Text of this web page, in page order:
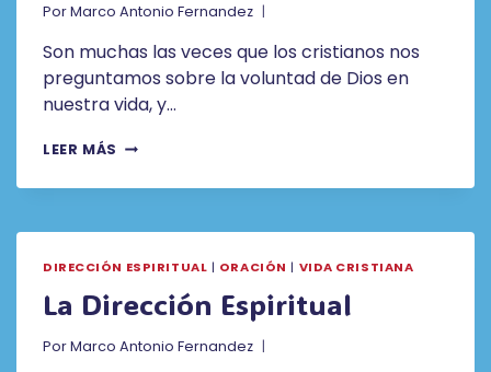
PorMarco Antonio Fernandez
Son muchas las veces que los cristianos nos
preguntamos sobre la voluntad de Dios en
nuestra vida, y…
LEER MÁS LA
SACRAMENTAL
DIRECCIÓN ESPIRITUAL | ORACIÓN | VIDA CRISTIANA
La Dirección Espiritual
PorMarco Antonio Fernandez